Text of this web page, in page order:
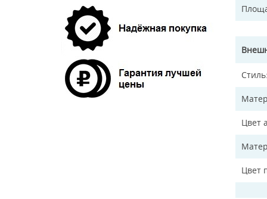
Стиль
Цвет
Цвет